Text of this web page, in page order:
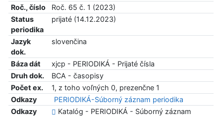
Roč., číslo
Roč. 65 č. 1 (2023)
Status
periodika
prijaté (14.12.2023)
Jazyk
dok.
slovenčina
Báza dát
xjcp - PERIODIKÁ - Prijaté čísla
Druh dok.
BCA - časopisy
Počet ex.
1, z toho voľných 0, prezenčne 1
Odkazy
PERIODIKÁ-Súborný záznam periodika
Odkazy
Katalóg - PERIODIKÁ - Súborný záznam